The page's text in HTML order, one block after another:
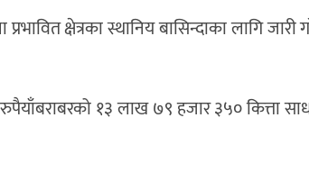
क्षेत्रका स्थानिय बासिन्दाका लागि
१३ लाख ७९ हजार ३५० कित्ता